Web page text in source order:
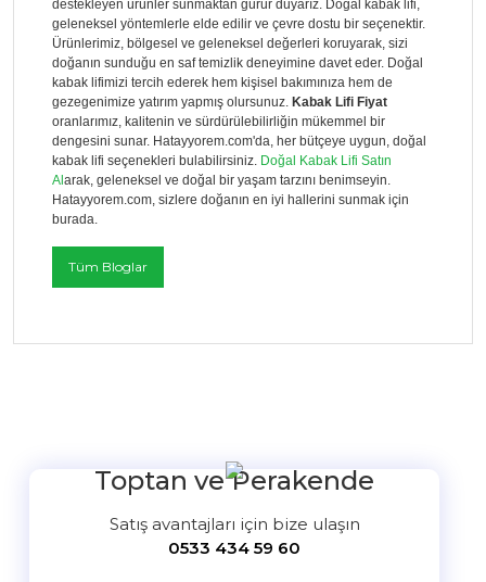
destekleyen ürünler sunmaktan gurur duyarız. Doğal kabak lifi,
geleneksel yöntemlerle elde edilir ve çevre dostu bir seçenektir.
Ürünlerimiz, bölgesel ve geleneksel değerleri koruyarak, sizi
doğanın sunduğu en saf temizlik deneyimine davet eder. Doğal
kabak lifimizi tercih ederek hem kişisel bakımınıza hem de
gezegenimize yatırım yapmış olursunuz. Kabak Lifi Fiyat
oranlarımız, kalitenin ve sürdürülebilirliğin mükemmel bir
dengesini sunar. Hatayyorem.com'da, her bütçeye uygun, doğal
kabak lifi seçenekleri bulabilirsiniz. Doğal Kabak Lifi Satın
Alarak, geleneksel ve doğal bir yaşam tarzını benimseyin.
Hatayyorem.com, sizlere doğanın en iyi hallerini sunmak için
burada.
Tüm Bloglar
Toptan ve Perakende
Satış avantajları için bize ulaşın
0533 434 59 60